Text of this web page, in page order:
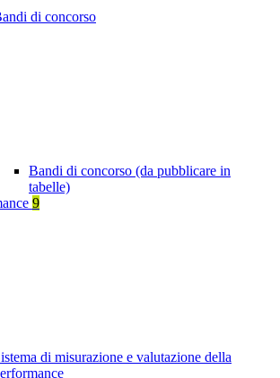
di concorso
Bandi di concorso (da pubblicare in
tabelle)
9
di misurazione e valutazione della